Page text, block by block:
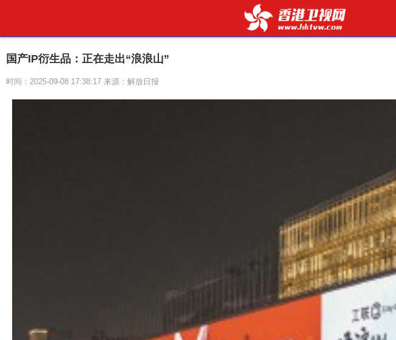
国产IP衍生品：正在走出“浪浪山”
时间：2025-09-08 17:38:17 来源：解放日报